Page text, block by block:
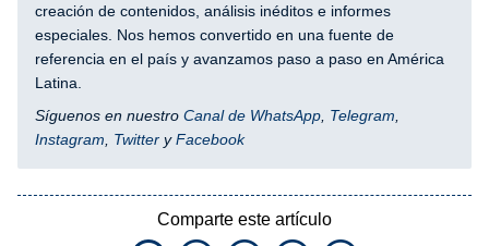
creación de contenidos, análisis inéditos e informes
especiales. Nos hemos convertido en una fuente de
referencia en el país y avanzamos paso a paso en América
Latina.
Síguenos en nuestro Canal de WhatsApp Telegram
Instagram
Twitter yFacebook
Comparte este artículo